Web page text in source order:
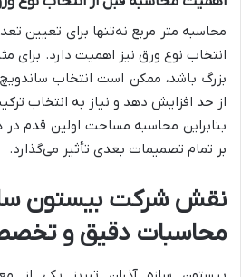
محاسبه متر مربع نه‌تنها برای تعیین
انتخاب نوع ورق نیز اهمیت دارد. برای
بزرگ باشد، ممکن است انتخاب
از حد افزایش دهد و نیاز به انتخاب
بنابراین محاسبه مساحت اولین قدم
بر تمام تصمیمات بعدی تأثیر می‌گذارد.
نقش شرکت بیستون
محاسبات دقیق و